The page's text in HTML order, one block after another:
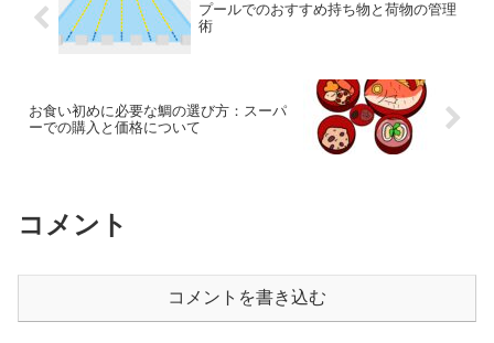
プールでのおすすめ持ち物と荷物の管理
術
お食い初めに必要な鯛の選び方：スーパ
ーでの購入と価格について
コメント
コメントを書き込む